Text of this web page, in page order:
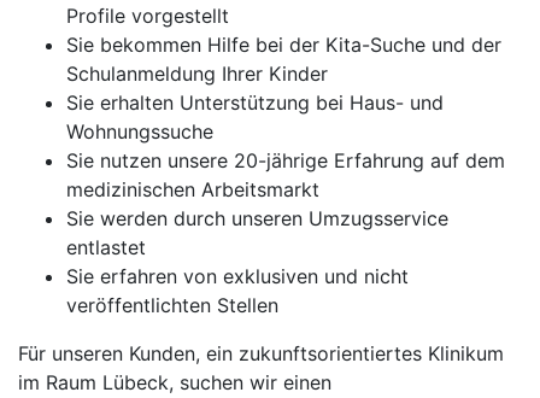
Profile vorgestellt
Sie bekommen Hilfe bei der Kita-Suche und der
Schulanmeldung Ihrer Kinder
Sie erhalten Unterstützung bei Haus- und
Wohnungssuche
Sie nutzen unsere 20-jährige Erfahrung auf dem
medizinischen Arbeitsmarkt
Sie werden durch unseren Umzugsservice
entlastet
Sie erfahren von exklusiven und nicht
veröffentlichten Stellen
Für unseren Kunden, ein zukunftsorientiertes Klinikum
im Raum Lübeck, suchen wir einen